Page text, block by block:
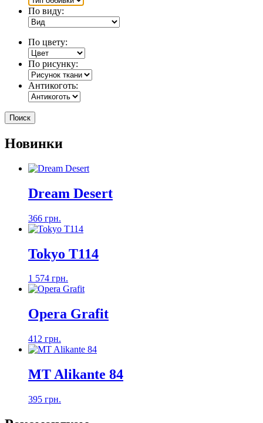
По виду:
По цвету:
По рисунку:
Антикоготь:
Поиск
Новинки
Dream Desert
366 грн.
Tokyo T114
1 574 грн.
Opera Grafit
412 грн.
MT Alikante 84
395 грн.